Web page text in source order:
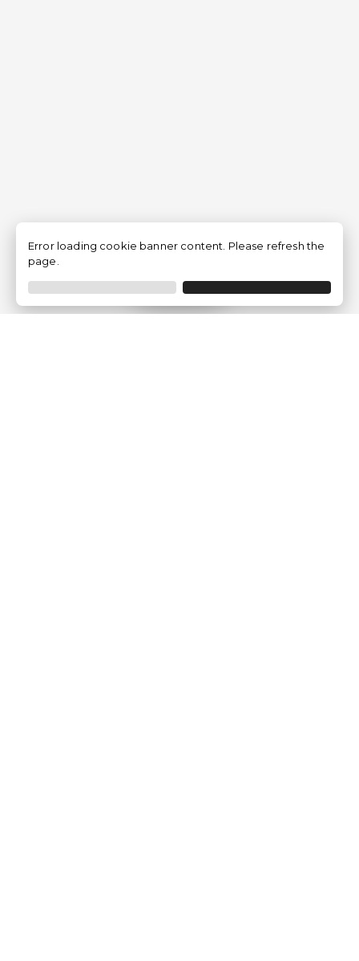
Filtro
Error loading cookie banner content. Please refresh the
page.